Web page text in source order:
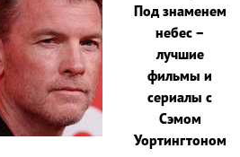
Под знаменем
небес –
лучшие
фильмы и
сериалы с
Сэмом
Уортингтоном